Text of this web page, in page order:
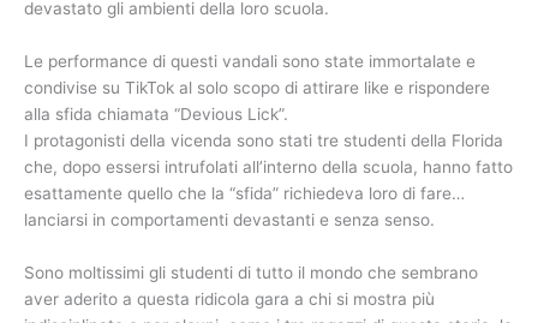
devastato gli ambienti della loro scuola.
Le performance di questi vandali sono state immortalate e
condivise su TikTok al solo scopo di attirare like e rispondere
alla sfida chiamata “Devious Lick”.
I protagonisti della vicenda sono stati tre studenti della Florida
che, dopo essersi intrufolati all’interno della scuola, hanno fatto
esattamente quello che la “sfida” richiedeva loro di fare…
lanciarsi in comportamenti devastanti e senza senso.
Sono moltissimi gli studenti di tutto il mondo che sembrano
aver aderito a questa ridicola gara a chi si mostra più